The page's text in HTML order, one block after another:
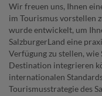
Wir freuen uns, Ihnen
im Tourismus vorstellen
wurde entwickelt, um
SalzburgerLand eine
Verfügung zu stellen,
Destination integrieren
internationalen
Tourismusstrategie des